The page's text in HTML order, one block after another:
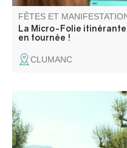
FÊTES ET
La Micro-Folie
en tournée !
CLUMANC
La grand place du
producteurs locaux et
l'année. Venez flâner